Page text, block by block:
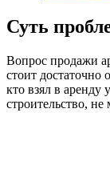
Суть
Вопрос продажи
стоит достаточно
кто взял в аренду
строительство,